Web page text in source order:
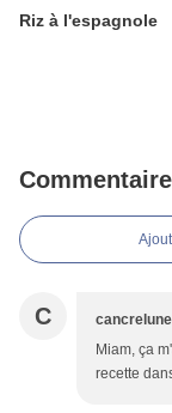
Riz à l'espagnole
C cancrelune
Miam, ça
recette